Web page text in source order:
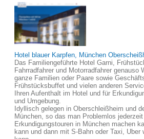
Hotel blauer Karpfen, München
Das Familiengeführte Hotel Garni,
Fahrradfahrer und Motorradfahrer genauso
ganze Familien oder Paare sowie
Frühstücksbuffet und vielen anderen
Ihren Aufenthalt im Hotel und für
und Umgebung.
Idyllisch gelegen in Oberschleißheim und
München, so das man Problemlos
Erkundigungstouren in München machen
kann und dann mit S-Bahn oder Taxi, Uber